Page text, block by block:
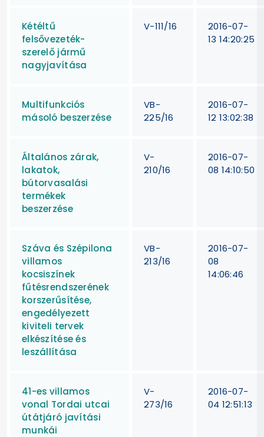
Kétéltű
felsővezeték-
szerelő jármű
nagyjavítása
V-111/16
2016-07-
13 14:20:25
Multifunkciós
másoló beszerzése
VB-
225/16
2016-07-
12 13:02:38
Általános zárak,
lakatok,
bútorvasalási
termékek
beszerzése
V-
210/16
2016-07-
08 14:10:50
Száva és Szépilona
villamos
kocsiszínek
fűtésrendszerének
korszerűsítése,
engedélyezett
kiviteli tervek
elkészítése és
leszállítása
VB-
213/16
2016-07-
08
14:06:46
41-es villamos
vonal Tordai utcai
útátjáró javítási
munkái
V-
273/16
2016-07-
04 12:51:13